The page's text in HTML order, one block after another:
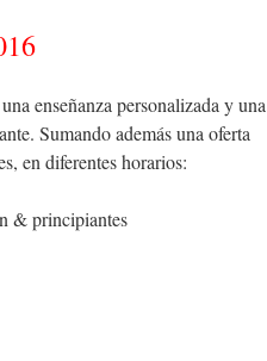
enseñanza personalizada y una
Sumando además una oferta
en diferentes horarios:
& principiantes